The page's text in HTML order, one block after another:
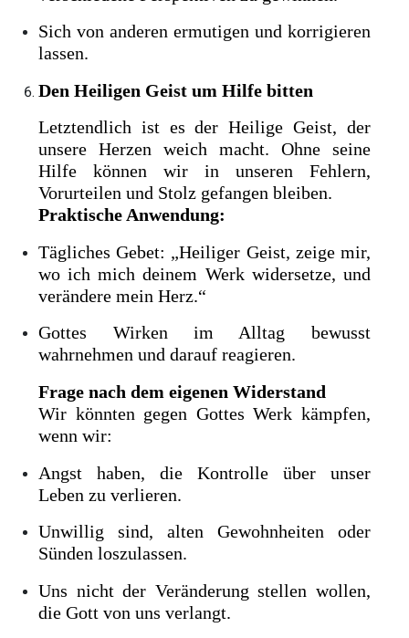
Sich von anderen ermutigen und korrigieren
lassen.
Den Heiligen Geist um Hilfe bitten
Letztendlich ist es der Heilige Geist, der
unsere Herzen weich macht. Ohne seine
Hilfe können wir in unseren Fehlern,
Vorurteilen und Stolz gefangen bleiben.
Praktische Anwendung:
Tägliches Gebet: „Heiliger Geist, zeige mir,
wo ich mich deinem Werk widersetze, und
verändere mein Herz.“
Gottes Wirken im Alltag bewusst
wahrnehmen und darauf reagieren.
Frage nach dem eigenen Widerstand
Wir könnten gegen Gottes Werk kämpfen,
wenn wir:
Angst haben, die Kontrolle über unser
Leben zu verlieren.
Unwillig sind, alten Gewohnheiten oder
Sünden loszulassen.
Uns nicht der Veränderung stellen wollen,
die Gott von uns verlangt.